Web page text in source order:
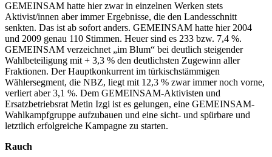
GEMEINSAM hatte hier zwar in einzelnen Werken stets
Aktivist/innen aber immer Ergebnisse, die den Landesschnitt
senkten. Das ist ab sofort anders. GEMEINSAM hatte hier 2004
und 2009 genau 110 Stimmen. Heuer sind es 233 bzw. 7,4 %.
GEMEINSAM verzeichnet „im Blum“ bei deutlich steigender
Wahlbeteiligung mit + 3,3 % den deutlichsten Zugewinn aller
Fraktionen. Der Hauptkonkurrent im türkischstämmigen
Wählersegment, die NBZ, liegt mit 12,3 % zwar immer noch vorne,
verliert aber 3,1 %. Dem GEMEINSAM-Aktivisten und
Ersatzbetriebsrat Metin Izgi ist es gelungen, eine GEMEINSAM-
Wahlkampfgruppe aufzubauen und eine sicht- und spürbare und
letztlich erfolgreiche Kampagne zu starten.
Rauch